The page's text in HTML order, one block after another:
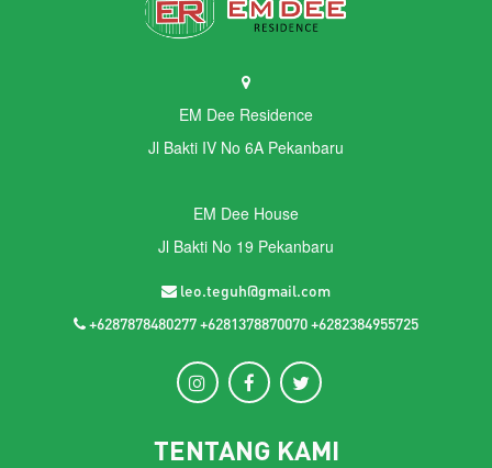
EM Dee Residence
Jl Bakti IV No 6A Pekanbaru
EM Dee House
Jl Bakti No 19 Pekanbaru
leo.teguh@gmail.com
+6287878480277 +6281378870070 +6282384955725
TENTANG KAMI